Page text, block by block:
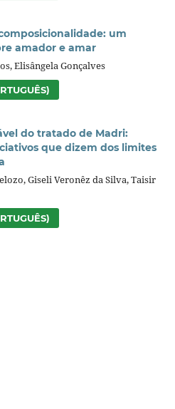
um
amador e amar
Elisângela Gonçalves
do tratado de Madri:
que dizem dos limites
Giseli Veronêz da Silva, Taisir